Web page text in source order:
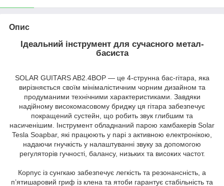
Опис
Ідеальний інструмент для сучасного метал-
басиста
SOLAR GUITARS AB2.4BOP — це 4-струнна бас-гітара, яка
вирізняється своїм мінімалістичним чорним дизайном та
продуманими технічними характеристиками. Завдяки
надійному високомасовому бриджу ця гітара забезпечує
покращений сустейн, що робить звук глибшим та
насиченішим. Інструмент обладнаний парою хамбакерів Solar
Tesla Soapbar, які працюють у парі з активною електронікою,
надаючи гнучкість у налаштуванні звуку за допомогою
регуляторів гучності, балансу, низьких та високих частот.
Корпус із сунгкаю забезпечує легкість та резонансність, а
п’ятишаровий гриф із клена та ятоби гарантує стабільність та